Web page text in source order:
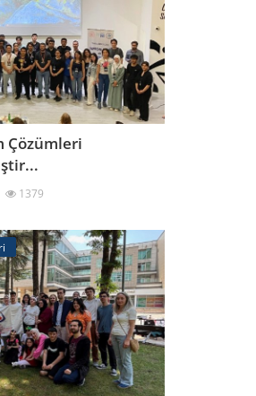
Çözümleri
1379